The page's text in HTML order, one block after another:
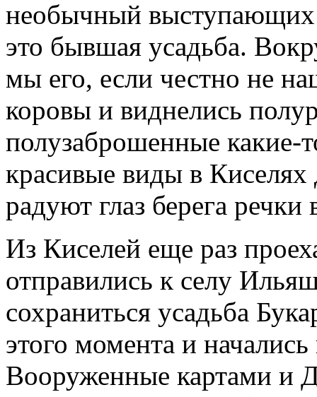
необычный выступающих
это бывшая усадьба.
мы его, если честно не
коровы и виднелись
полузаброшенные какие-
красивые виды в Киселях
радуют глаз берега
Из Киселей еще раз
отправились к селу
сохраниться усадьба
этого момента и
Вооруженные картами и